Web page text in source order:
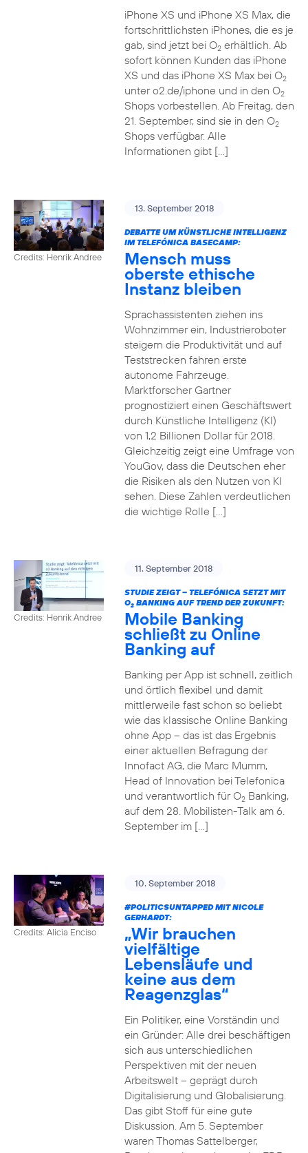
iPhone XS und iPhone XS Max, die
fortschrittlichsten iPhones, die es je
gab, sind jetzt bei O2erhältlich. Ab
sofort können Kunden das iPhone
XS und das iPhone XS Max bei O2
unter o2.de/iphone und in den O2
Shops vorbestellen. Ab Freitag, den
21. September, sind sie in den O2
Shops verfügbar. Alle
Informationen gibt […]
Credits: Henrik Andree
13. September 2018
DEBATTE UM KÜNSTLICHE INTELLIGENZ
IM TELEFÓNICA BASECAMP:
Mensch muss
oberste ethische
Instanz bleiben
Sprachassistenten ziehen ins
Wohnzimmer ein, Industrieroboter
steigern die Produktivität und auf
Teststrecken fahren erste
autonome Fahrzeuge.
Marktforscher Gartner
prognostiziert einen Geschäftswert
durch Künstliche Intelligenz (KI)
von 1,2 Billionen Dollar für 2018.
Gleichzeitig zeigt eine Umfrage von
YouGov, dass die Deutschen eher
die Risiken als den Nutzen von KI
sehen. Diese Zahlen verdeutlichen
die wichtige Rolle […]
Credits: Henrik Andree
11. September 2018
STUDIE ZEIGT – TELEFÓNICA SETZT MIT
O2BANKING AUF TREND DER ZUKUNFT:
Mobile Banking
schließt zu Online
Banking auf
Banking per App ist schnell, zeitlich
und örtlich flexibel und damit
mittlerweile fast schon so beliebt
wie das klassische Online Banking
ohne App – das ist das Ergebnis
einer aktuellen Befragung der
Innofact AG, die Marc Mumm,
Head of Innovation bei Telefonica
und verantwortlich für O2Banking,
auf dem 28. Mobilisten-Talk am 6.
September im […]
Credits: Alicia Enciso
10. September 2018
#POLITICSUNTAPPEDMIT NICOLE
GERHARDT:
„Wir brauchen
vielfältige
Lebensläufe und
keine aus dem
Reagenzglas“
Ein Politiker, eine Vorständin und
ein Gründer: Alle drei beschäftigen
sich aus unterschiedlichen
Perspektiven mit der neuen
Arbeitswelt – geprägt durch
Digitalisierung und Globalisierung.
Das gibt Stoff für eine gute
Diskussion. Am 5. September
waren Thomas Sattelberger,